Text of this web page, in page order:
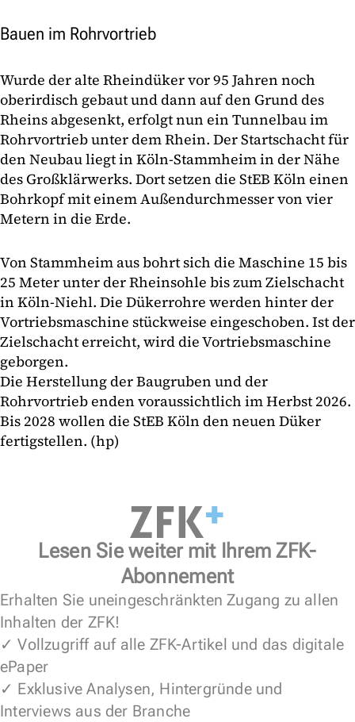
Bauen im Rohrvortrieb
Wurde der alte Rheindüker vor 95 Jahren noch
oberirdisch gebaut und dann auf den Grund des
Rheins abgesenkt, erfolgt nun ein Tunnelbau im
Rohrvortrieb unter dem Rhein. Der Startschacht für
den Neubau liegt in Köln-Stammheim in der Nähe
des Großklärwerks. Dort setzen die StEB Köln einen
Bohrkopf mit einem Außendurchmesser von vier
Metern in die Erde.
Von Stammheim aus bohrt sich die Maschine 15 bis
25 Meter unter der Rheinsohle bis zum Zielschacht
in Köln-Niehl. Die Dükerrohre werden hinter der
Vortriebsmaschine stückweise eingeschoben. Ist der
Zielschacht erreicht, wird die Vortriebsmaschine
geborgen.
Die Herstellung der Baugruben und der
Rohrvortrieb enden voraussichtlich im Herbst 2026.
Bis 2028 wollen die StEB Köln den neuen Düker
fertigstellen. (hp)
Lesen Sie weiter mit Ihrem ZFK-
Abonnement
Erhalten Sie uneingeschränkten Zugang zu allen
Inhalten der ZFK!
✓ Vollzugriff auf alle ZFK-Artikel und das digitale
ePaper
✓ Exklusive Analysen, Hintergründe und
Interviews aus der Branche